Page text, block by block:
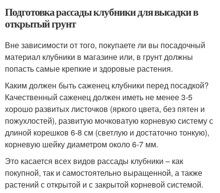
Подготовка рассады клубники для высадки в
открытый грунт
Вне зависимости от того, покупаете ли вы посадочный
материал клубники в магазине или, в грунт должны
попасть самые крепкие и здоровые растения.
Каким должен быть саженец клубники перед посадкой?
Качественный саженец должен иметь не менее 3-5
хорошо развитых листочков (яркого цвета, без пятен и
пожухлостей), развитую мочковатую корневую систему с
длиной корешков 6-8 см (светлую и достаточно тонкую),
корневую шейку диаметром около 6-7 мм.
Это касается всех видов рассады клубники – как
покупной, так и самостоятельно выращенной, а также
растений с открытой и с закрытой корневой системой.